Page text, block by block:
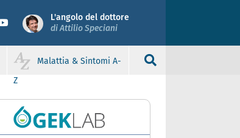
L'angolo del dottore
di Attilio Speciani
Malattia & Sintomi A-
Z